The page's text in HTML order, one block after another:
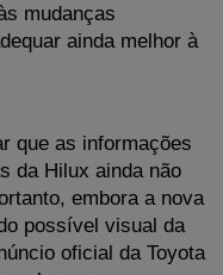
mudanças
ainda melhor à
que as informações
da Hilux ainda não
embora a nova
possível visual da
oficial da Toyota